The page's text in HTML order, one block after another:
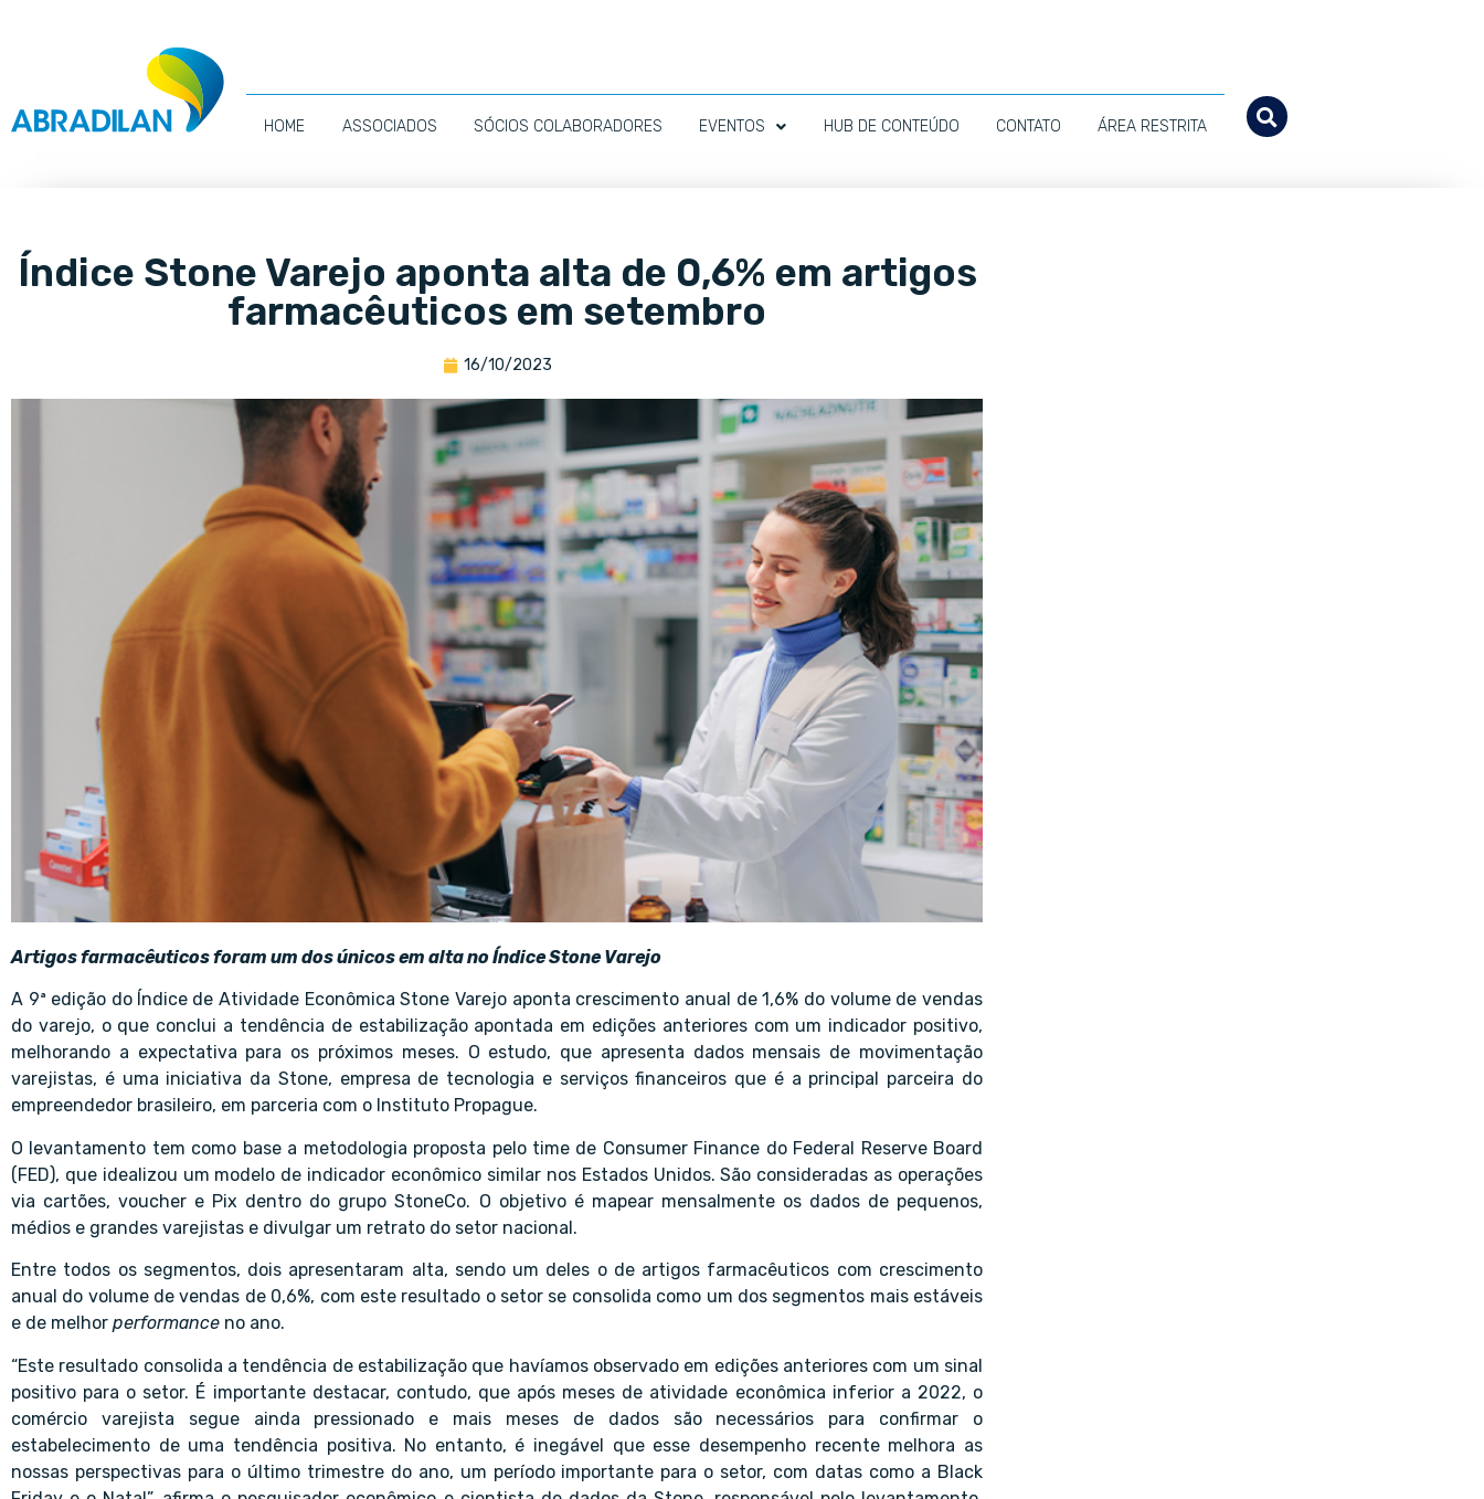
HOME ASSOCIADOS SÓCIOS COLABORADORES EVENTOS HUB DE CONTEÚDO CONTATO ÁREA RESTRITA
Índice Stone Varejo aponta alta de 0,6% em artigos
farmacêuticos em setembro
16/10/2023
Artigos farmacêuticos foram um dos únicos em alta no Índice Stone Varejo
A 9ª edição do Índice de Atividade Econômica Stone Varejo aponta crescimento anual de 1,6% do volume de vendas
do varejo, o que conclui a tendência de estabilização apontada em edições anteriores com um indicador positivo,
melhorando a expectativa para os próximos meses. O estudo, que apresenta dados mensais de movimentação
varejistas, é uma iniciativa da Stone, empresa de tecnologia e serviços financeiros que é a principal parceira do
empreendedor brasileiro, em parceria com o Instituto Propague.
O levantamento tem como base a metodologia proposta pelo time de Consumer Finance do Federal Reserve Board
(FED), que idealizou um modelo de indicador econômico similar nos Estados Unidos. São consideradas as operações
via cartões, voucher e Pix dentro do grupo StoneCo. O objetivo é mapear mensalmente os dados de pequenos,
médios e grandes varejistas e divulgar um retrato do setor nacional.
Entre todos os segmentos, dois apresentaram alta, sendo um deles o de artigos farmacêuticos com crescimento
anual do volume de vendas de 0,6%, com este resultado o setor se consolida como um dos segmentos mais estáveis
e de melhor performance no ano.
“Este resultado consolida a tendência de estabilização que havíamos observado em edições anteriores com um sinal
positivo para o setor. É importante destacar, contudo, que após meses de atividade econômica inferior a 2022, o
comércio varejista segue ainda pressionado e mais meses de dados são necessários para confirmar o
estabelecimento de uma tendência positiva. No entanto, é inegável que esse desempenho recente melhora as
nossas perspectivas para o último trimestre do ano, um período importante para o setor, com datas como a Black